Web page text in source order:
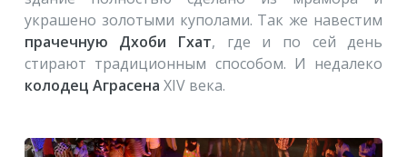
украшено золотыми куполами. Так же навестим
прачечную Дхоби Гхат, где и по сей день
стирают традиционным способом. И недалеко
колодец Аграсена XIV века.